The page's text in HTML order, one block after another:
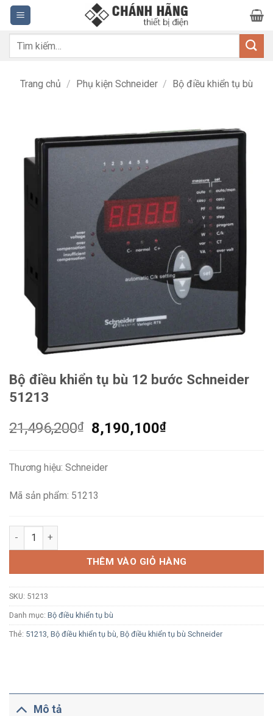
Bỏ
qua
nội
dung
Tìm
Trang chủ / Phụ kiện Schneider / Bộ điều khiển tụ bù
Bộ điều khiển tụ bù 12 bước Schneider
51213
21,496,200₫
Giá
21,496,200₫.
8,190,100₫Giá
Thương hiệu: Schneider
Mã sản phẩm: 51213
Bộ điều khiển tụ bù 12 bước Schneider 51213 số lượng
THÊM VÀO GIỎ HÀNG
SKU: 51213
Danh mục: Bộ điều khiển tụ bù
Thẻ: 51213 Bộ điều khiển tụ bù Bộ điều khiển tụ bù Schneider
Mô tả